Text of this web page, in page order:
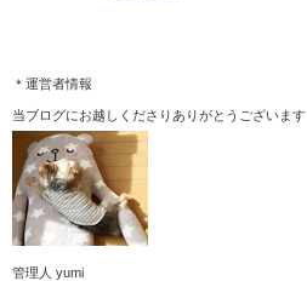
＊運営者情報
当ブログにお越しくださりありがとうございます
管理人 yumi